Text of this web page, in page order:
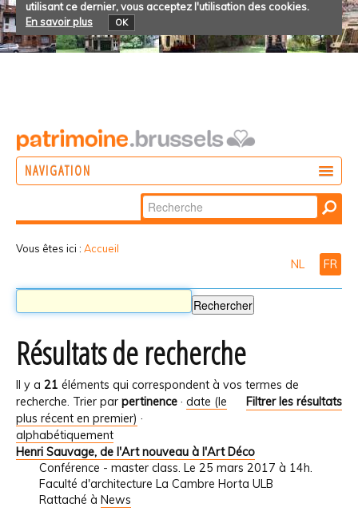
utilisant ce dernier, vous acceptez l'utilisation des cookies.
En savoir plus
OK
NAVIGATION
Chercher par
Recherche
Vous êtes ici : Accueil
NL FR
Résultats de recherche
Il y a 21 éléments qui correspondent à vos termes de
recherche.
Filtrer les résultats
Trier par pertinence · date (le
plus récent en premier) ·
alphabétiquement
Henri Sauvage, de l'Art nouveau à l'Art Déco
Conférence - master class. Le 25 mars 2017 à 14h.
Faculté d'architecture La Cambre Horta ULB
Rattaché à News